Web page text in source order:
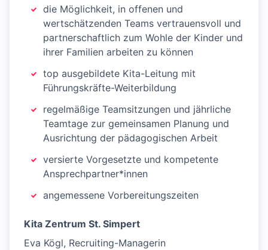
die Möglichkeit, in offenen und
wertschätzenden Teams vertrauensvoll und
partnerschaftlich zum Wohle der Kinder und
ihrer Familien arbeiten zu können
top ausgebildete Kita-Leitung mit
Führungskräfte-Weiterbildung
regelmäßige Teamsitzungen und jährliche
Teamtage zur gemeinsamen Planung und
Ausrichtung der pädagogischen Arbeit
versierte Vorgesetzte und kompetente
Ansprechpartner*innen
angemessene Vorbereitungszeiten
Kita Zentrum St. Simpert
Eva Kögl, Recruiting-Managerin